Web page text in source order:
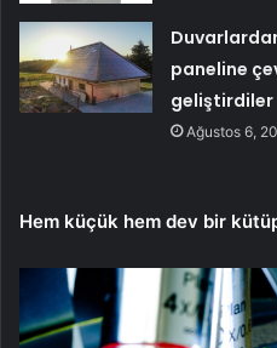
paneline
geliştirdiler
Ağustos 6,
Hem küçük hem dev bir